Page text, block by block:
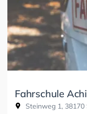
Fahrschule
Steinweg 1, 38170